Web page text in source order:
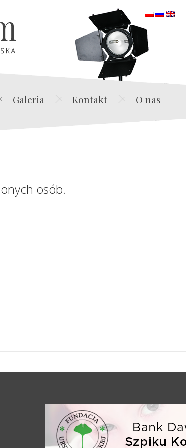
Edwin Film Agencja Aktorska
Galeria Kontakt O nas
osób.